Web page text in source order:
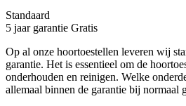
Standaard
5 jaar garantie Gratis
Op al onze hoortoestellen leveren wij
garantie. Het is essentieel om de
onderhouden en reinigen. Welke
allemaal binnen de garantie bij normaal